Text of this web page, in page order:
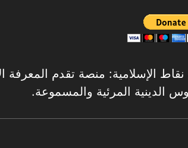
الإسلامية: منصة تقدم المعرفة
الدينية المرئية والمسموعة.